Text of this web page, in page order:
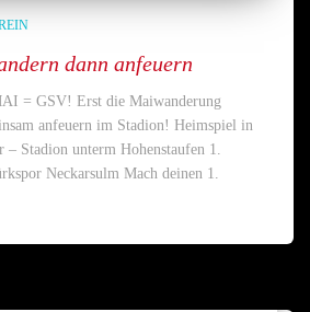
dann anfeuern
= GSV! Erst die Maiwanderung
anfeuern im Stadion! Heimspiel in
Stadion unterm Hohenstaufen 1.
Neckarsulm Mach deinen 1.